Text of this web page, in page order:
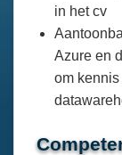
in het cv
Azure en
om